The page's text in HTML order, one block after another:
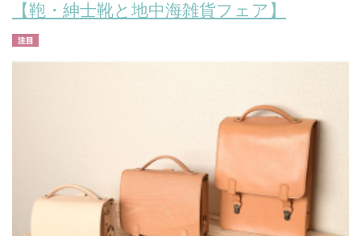
【鞄・紳士靴と地中海雑貨フェア】